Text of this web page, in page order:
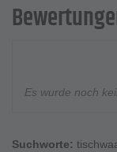
Es wurde noch
Suchworte: